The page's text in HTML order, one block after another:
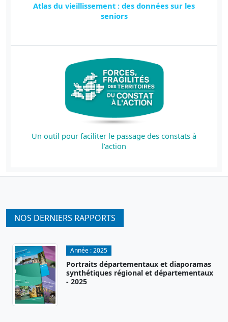
Atlas du vieillissement : des données sur les
seniors
Un outil pour faciliter le passage des constats à
l’action
NOS DERNIERS RAPPORTS
Année :2025
Portraits départementaux et diaporamas
synthétiques régional et départementaux
- 2025